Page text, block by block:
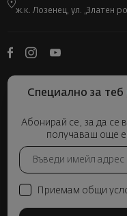
ж.к. Лозенец, ул. „Златен
Специално за теб
Абонирай се, за да се
получаваш още
Приемам общи